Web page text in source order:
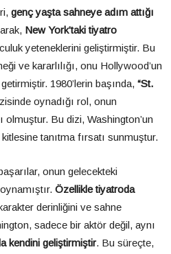
genç yaşta sahneye adım attığı
New York’taki tiyatro
yeteneklerini geliştirmiştir. Bu
ve kararlılığı, onu Hollywood’un
1980’lerin başında, “St.
oynadığı rol, onun
olmuştur. Bu dizi, Washington’un
tanıtma fırsatı sunmuştur.
onun gelecekteki
Özellikle tiyatroda
derinliğini ve sahne
sadece bir aktör değil, aynı
kendini geliştirmiştir. Bu süreçte,